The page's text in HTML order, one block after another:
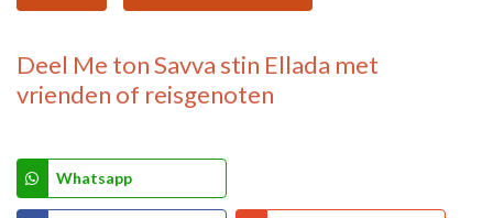
Deel Me ton Savva stin Ellada met
vrienden of reisgenoten
Whatsapp